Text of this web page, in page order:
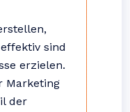
sind
erzielen.
Marketing
der